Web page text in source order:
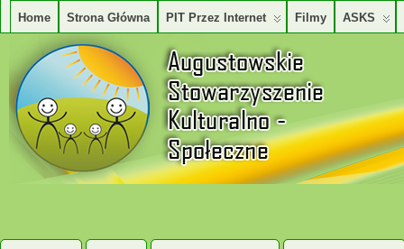
Home Strona Główna PIT Przez Internet Filmy ASKS
AUGUSTOWSKIE STOWARZYSZENE KULTURALNO – SPOŁECZNE